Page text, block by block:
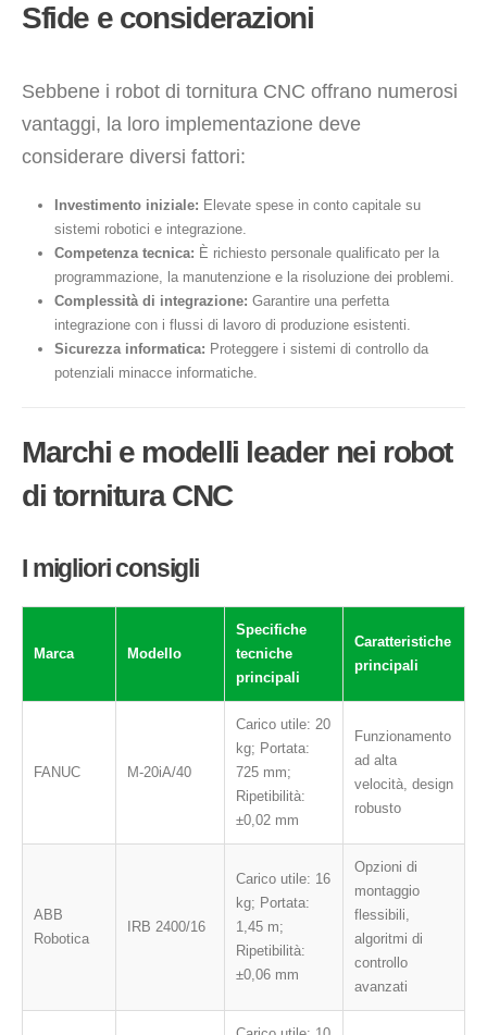
Sfide e considerazioni
Sebbene i robot di tornitura CNC offrano numerosi
vantaggi, la loro implementazione deve
considerare diversi fattori:
Investimento iniziale: Elevate spese in conto capitale su
sistemi robotici e integrazione.
Competenza tecnica: È richiesto personale qualificato per la
programmazione, la manutenzione e la risoluzione dei problemi.
Complessità di integrazione: Garantire una perfetta
integrazione con i flussi di lavoro di produzione esistenti.
Sicurezza informatica: Proteggere i sistemi di controllo da
potenziali minacce informatiche.
Marchi e modelli leader nei robot
di tornitura CNC
I migliori consigli
Marca Modello
Specifiche
tecniche
principali
Caratteristiche
principali
FANUC M-20iA/40
Carico utile: 20
kg; Portata:
725 mm;
Ripetibilità:
±0,02 mm
Funzionamento
ad alta
velocità, design
robusto
ABB
Robotica
IRB 2400/16
Carico utile: 16
kg; Portata:
1,45 m;
Ripetibilità:
±0,06 mm
Opzioni di
montaggio
flessibili,
algoritmi di
controllo
avanzati